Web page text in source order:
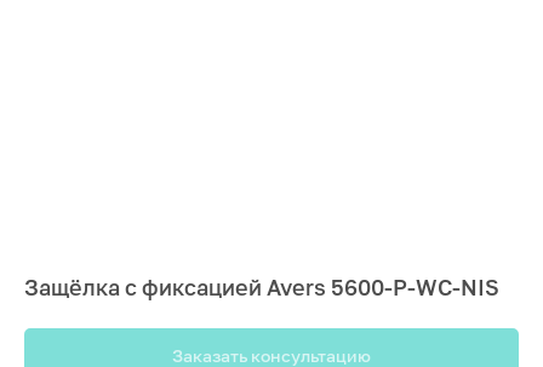
Защёлка с фиксацией Avers 5600-P-WC-NIS
Заказать консультацию